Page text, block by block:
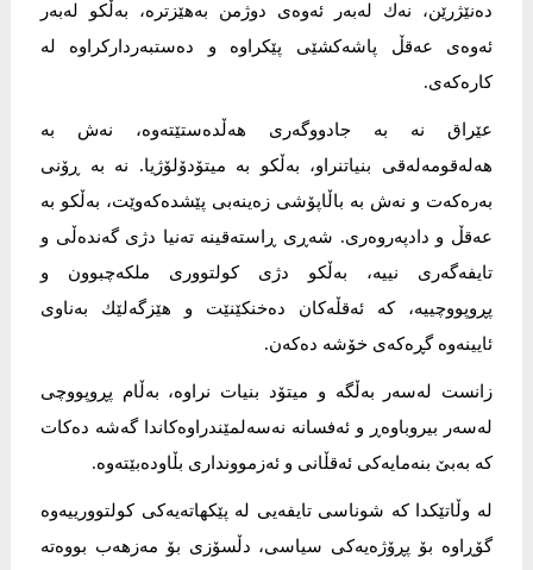
دەنێژرێن، نەك لەبەر ئەوەی دوژمن بەهێزترە، بەڵکو لەبەر
ئەوەی عەقڵ پاشەکشێی پێکراوە و دەستبەردارکراوە لە
کارەکەی.
عێراق نە بە جادووگەری هەڵدەستێتەوە، نەش بە
ھەلەقومەلەقی بنیاتنراو، بەڵکو بە میتۆدۆلۆژیا. نە بە ڕۆنی
بەرەکەت و نەش بە باڵاپۆشی زەینەبی پێشدەکەوێت، بەڵکو بە
عەقڵ و دادپەروەری. شەڕی ڕاستەقینە تەنیا دژی گەندەڵی و
تایفەگەری نییە، بەڵکو دژی کولتووری ملکەچبوون و
پڕوپووچییە، کە ئەقڵەکان دەخنکێنێت و ھێزگەلێك بەناوی
ئایینەوە گڕەکەی خۆشە دەکەن.
زانست لەسەر بەڵگە و میتۆد بنیات نراوە، بەڵام پڕوپووچی
لەسەر بیروباوەڕ و ئەفسانە نەسەلمێندراوەکاندا گەشە دەکات
کە بەبێ بنەمایەکی ئەقڵانی و ئەزموونداری بڵاودەبێتەوە.
لە وڵاتێکدا کە شوناسی تایفەیی لە پێکهاتەیەکی کولتوورییەوە
گۆڕاوە بۆ پڕۆژەیەکی سیاسی، دڵسۆزی بۆ مەزهەب بووەتە